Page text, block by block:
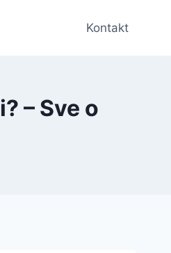
Kontakt
– Sve o